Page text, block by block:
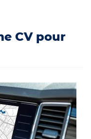
CV pour